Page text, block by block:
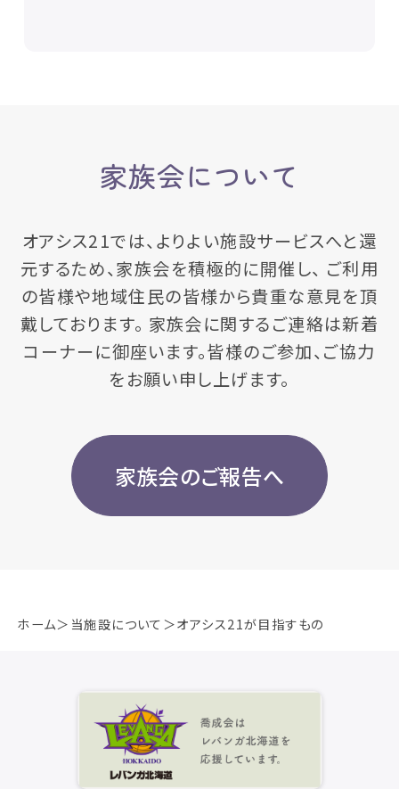
ホーム 当施設について オアシス21が目指すもの
家族会について
オアシス21では、よりよい施設サービスへと還
元するため、家族会を積極的に開催し、 ご利用
の皆様や地域住民の皆様から貴重な意見を頂
戴しております。 家族会に関するご連絡は新着
コーナーに御座います。皆様のご参加、ご協力
をお願い申し上げます。
家族会のご報告へ